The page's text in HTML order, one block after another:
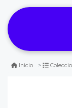
Inicio